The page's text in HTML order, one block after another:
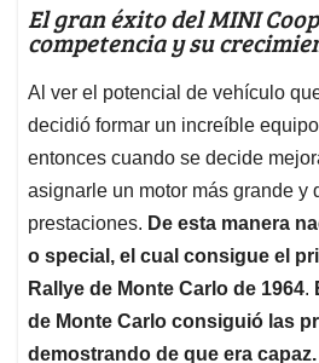
El gran éxito del MINI
competencia y su
Al ver el potencial de vehículo
decidió formar un increíble
entonces cuando se decide
asignarle un motor más grande y
prestaciones. De esta manera
o special, el cual consigue el
Rallye de Monte Carlo de 1964.
de Monte Carlo consiguió las
demostrando de que era capaz.